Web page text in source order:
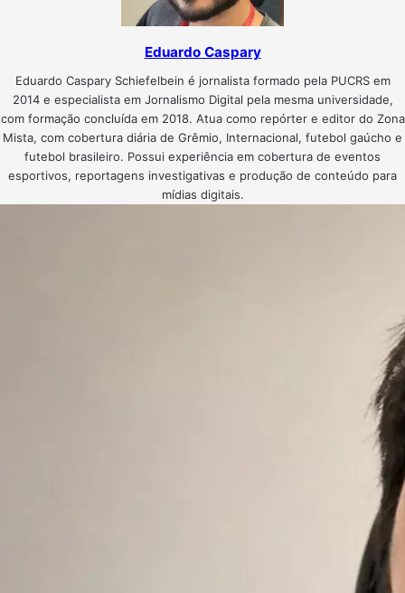
Eduardo Caspary
Eduardo Caspary Schiefelbein é jornalista formado pela PUCRS em
2014 e especialista em Jornalismo Digital pela mesma universidade,
com formação concluída em 2018. Atua como repórter e editor do Zona
Mista, com cobertura diária de Grêmio, Internacional, futebol gaúcho e
futebol brasileiro. Possui experiência em cobertura de eventos
esportivos, reportagens investigativas e produção de conteúdo para
mídias digitais.